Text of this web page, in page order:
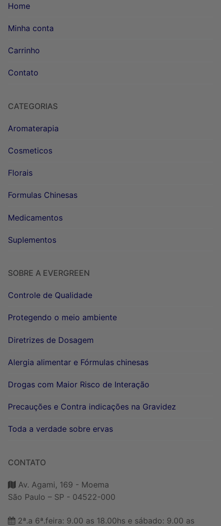
Home
Minha conta
Carrinho
Contato
CATEGORIAS
Aromaterapia
Cosmeticos
Florais
Formulas Chinesas
Medicamentos
Suplementos
SOBRE A EVERGREEN
Controle de Qualidade
Protegendo o meio ambiente
Diretrizes de Dosagem
Alergia alimentar e Fórmulas chinesas
Drogas com Maior Risco de Interação
Precauções e Contra indicações na Gravidez
Toda a verdade sobre ervas
CONTATO
Av. Agami, 169 - Moema
São Paulo – SP - 04522-000
2ª.a 6ª.feira: 9.00 as 18.00hs e sábado: 9.00 as